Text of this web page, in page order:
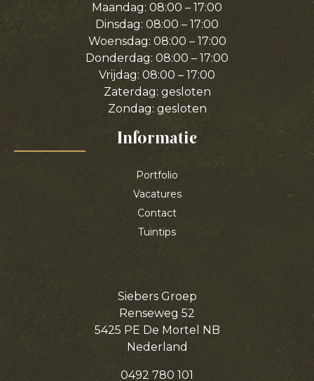
Maandag: 08:00 – 17:00
Dinsdag: 08:00 – 17:00
Woensdag: 08:00 – 17:00
Donderdag: 08:00 – 17:00
Vrijdag: 08:00 – 17:00
Zaterdag: gesloten
Zondag: gesloten
Informatie
Portfolio
Vacatures
Contact
Tuintips
Siebers Groep
Renseweg 52
5425 PE De Mortel NB
Nederland
0492 780 101